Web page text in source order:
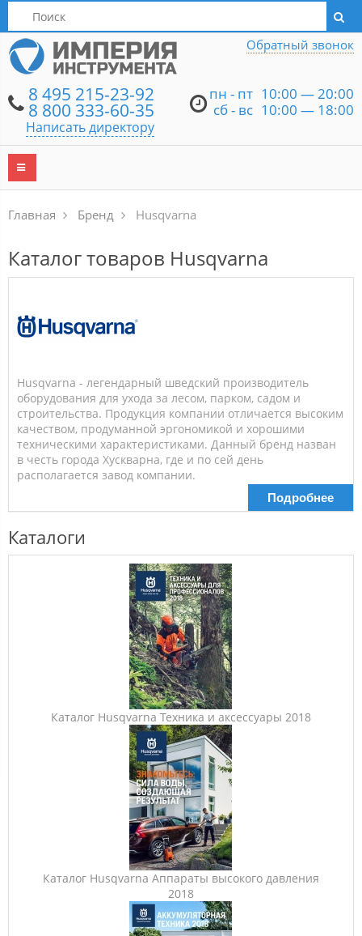
Написать директору
8 495 215-23-92
8 800 333-60-35
Написать директору
пн - пт 10:00 — 20:00
сб - вс 10:00 — 18:00
Обратный звонок
Главная Бренд Husqvarna
Каталог товаров Husqvarna
Husqvarna - легендарный шведский производитель
оборудования для ухода за лесом, парком, садом и
строительства. Продукция компании отличается высоким
качеством, продуманной эргономикой и хорошими
техническими характеристиками. Данный бренд назван
в честь города Хускварна, где и по сей день
располагается завод компании.
Подробнее
Каталоги
Каталог Husqvarna Техника и аксессуары 2018
Каталог Husqvarna Аппараты высокого давления
2018